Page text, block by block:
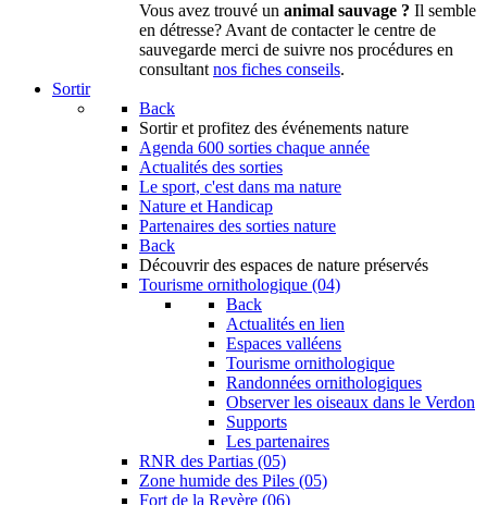
Vous avez trouvé un animal sauvage ? Il semble
en détresse? Avant de contacter le centre de
sauvegarde merci de suivre nos procédures en
consultant nos fiches conseils.
Sortir
Back
Sortir et profitez des événements nature
Agenda 600 sorties chaque année
Actualités des sorties
Le sport, c'est dans ma nature
Nature et Handicap
Partenaires des sorties nature
Back
Découvrir des espaces de nature préservés
Tourisme ornithologique (04)
Back
Actualités en lien
Espaces valléens
Tourisme ornithologique
Randonnées ornithologiques
Observer les oiseaux dans le Verdon
Supports
Les partenaires
RNR des Partias (05)
Zone humide des Piles (05)
Fort de la Revère (06)